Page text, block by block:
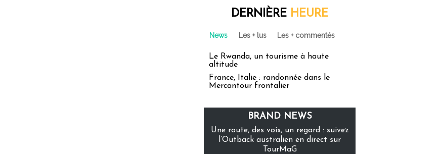
DERNIÈRE HEURE
News Les + lus Les + commentés
Le Rwanda, un tourisme à haute
altitude
France, Italie : randonnée dans le
Mercantour frontalier
BRAND NEWS
Une route, des voix, un regard : suivez
l’Outback australien en direct sur
TourMaG